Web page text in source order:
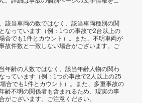
該当車両の数ではなく、該当車両種別の関
なっています（例：1つの事故で2台以上の
合でも1件とカウント）。また、不明車両が
故件数と一致しない場合がございます。ご
年齢の人数ではなく、該当年齢人物の関わ
っています（例：1つの事故で2人以上の25
合でも1件とカウント）。また、多重事故の
齢不明の関係者も含まれるため、現実の事
がございます。ご注意ください。